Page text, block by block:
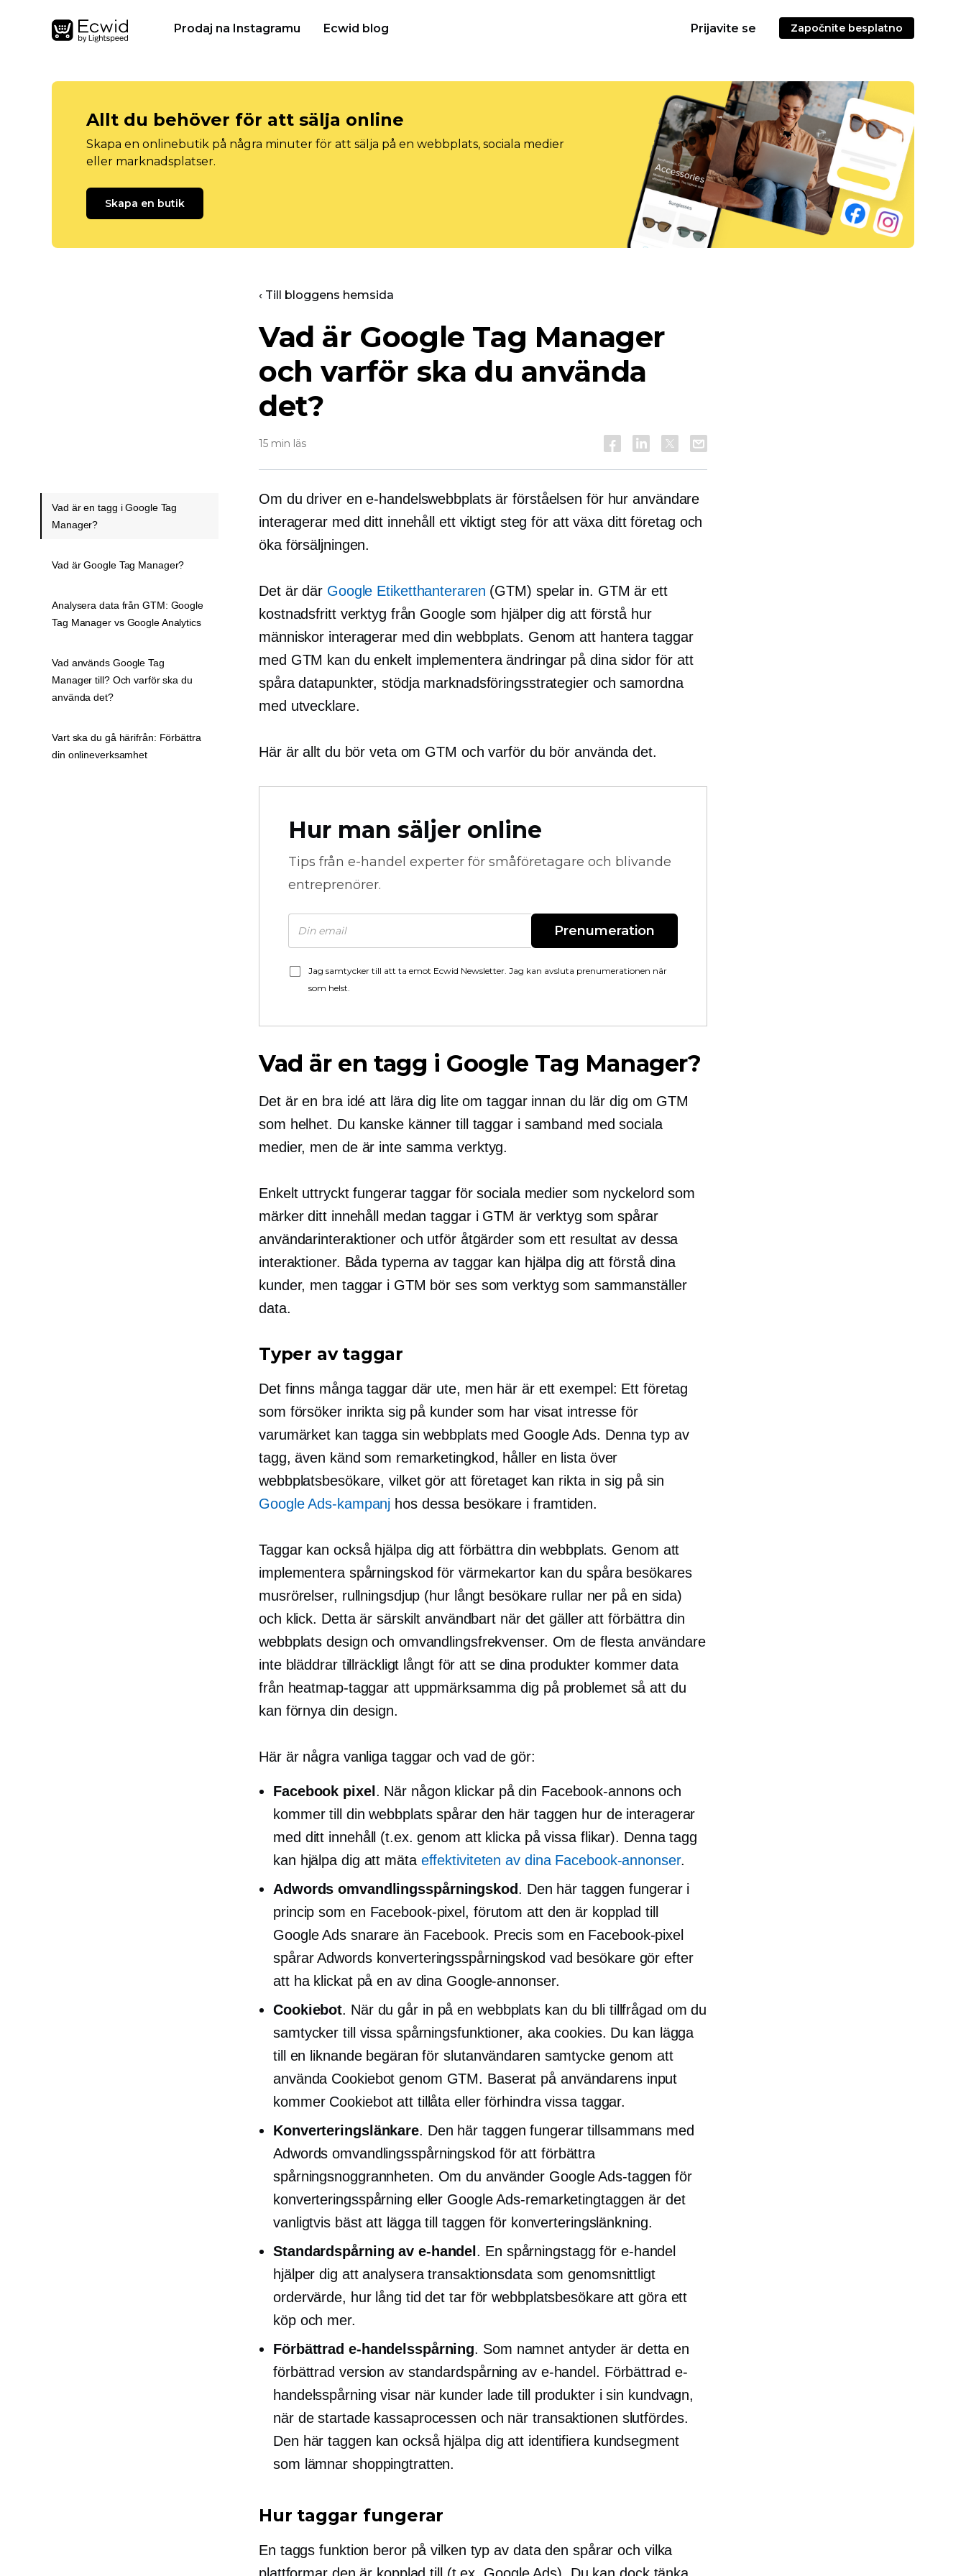
Prodaj na Instagramu Ecwid blog Prijavite se Započnite besplatno
Allt du behöver för att sälja online
Skapa en onlinebutik på några minuter för att sälja på en webbplats, sociala medier
eller marknadsplatser.
Skapa en butik
‹ Till bloggens hemsida
Vad är Google Tag Manager
och varför ska du använda
det?
15 min läs
Om du driver en e-handelswebbplats är förståelsen för hur användare
interagerar med ditt innehåll ett viktigt steg för att växa ditt företag och
öka försäljningen.
Det är där Google Etiketthanteraren (GTM) spelar in. GTM är ett
kostnadsfritt verktyg från Google som hjälper dig att förstå hur
människor interagerar med din webbplats. Genom att hantera taggar
med GTM kan du enkelt implementera ändringar på dina sidor för att
spåra datapunkter, stödja marknadsföringsstrategier och samordna
med utvecklare.
Här är allt du bör veta om GTM och varför du bör använda det.
Hur man säljer online
Tips från e-handel experter för småföretagare och blivande
entreprenörer.
Prenumeration
Jag samtycker till att ta emot Ecwid Newsletter. Jag kan avsluta prenumerationen när
som helst.
Vad är en tagg i Google Tag Manager?
Det är en bra idé att lära dig lite om taggar innan du lär dig om GTM
som helhet. Du kanske känner till taggar i samband med sociala
medier, men de är inte samma verktyg.
Enkelt uttryckt fungerar taggar för sociala medier som nyckelord som
märker ditt innehåll medan taggar i GTM är verktyg som spårar
användarinteraktioner och utför åtgärder som ett resultat av dessa
interaktioner. Båda typerna av taggar kan hjälpa dig att förstå dina
kunder, men taggar i GTM bör ses som verktyg som sammanställer
data.
Typer av taggar
Det finns många taggar där ute, men här är ett exempel: Ett företag
som försöker inrikta sig på kunder som har visat intresse för
varumärket kan tagga sin webbplats med Google Ads. Denna typ av
tagg, även känd som remarketingkod, håller en lista över
webbplatsbesökare, vilket gör att företaget kan rikta in sig på sin
Google Ads-kampanj hos dessa besökare i framtiden.
Taggar kan också hjälpa dig att förbättra din webbplats. Genom att
implementera spårningskod för värmekartor kan du spåra besökares
musrörelser, rullningsdjup (hur långt besökare rullar ner på en sida)
och klick. Detta är särskilt användbart när det gäller att förbättra din
webbplats design och omvandlingsfrekvenser. Om de flesta användare
inte bläddrar tillräckligt långt för att se dina produkter kommer data
från heatmap-taggar att uppmärksamma dig på problemet så att du
kan förnya din design.
Här är några vanliga taggar och vad de gör:
Facebook pixel . När någon klickar på din Facebook-annons och
kommer till din webbplats spårar den här taggen hur de interagerar
med ditt innehåll (t.ex. genom att klicka på vissa flikar). Denna tagg
kan hjälpa dig att mäta effektiviteten av dina Facebook-annonser.
Adwords omvandlingsspårningskod. Den här taggen fungerar i
princip som en Facebook-pixel, förutom att den är kopplad till
Google Ads snarare än Facebook. Precis som en Facebook-pixel
spårar Adwords konverteringsspårningskod vad besökare gör efter
att ha klickat på en av dina Google-annonser.
Cookiebot. När du går in på en webbplats kan du bli tillfrågad om du
samtycker till vissa spårningsfunktioner, aka cookies. Du kan lägga
till en liknande begäran förslutanvändaren samtycke genom att
använda Cookiebot genom GTM. Baserat på användarens input
kommer Cookiebot att tillåta eller förhindra vissa taggar.
Konverteringslänkare. Den här taggen fungerar tillsammans med
Adwords omvandlingsspårningskod för att förbättra
spårningsnoggrannheten. Om du använder Google Ads-taggen för
konverteringsspårning eller Google Ads-remarketingtaggen är det
vanligtvis bäst att lägga till taggen för konverteringslänkning.
Standardspårning av e-handel . En spårningstagg för e-handel
hjälper dig att analysera transaktionsdata som genomsnittligt
ordervärde, hur lång tid det tar för webbplatsbesökare att göra ett
köp och mer.
Förbättrad e-handelsspårning. Som namnet antyder är detta en
förbättrad version av standardspårning av e-handel. Förbättrad e-
handelsspårning visar när kunder lade till produkter i sin kundvagn,
när de startade kassaprocessen och när transaktionen slutfördes.
Den här taggen kan också hjälpa dig att identifiera kundsegment
som lämnar shoppingtratten.
Hur taggar fungerar
En taggs funktion beror på vilken typ av data den spårar och vilka
Vad är en tagg i Google Tag
Manager?
Vad är Google Tag Manager?
Analysera data från GTM: Google
Tag Manager vs Google Analytics
Vad används Google Tag
Manager till? Och varför ska du
använda det?
Vart ska du gå härifrån: Förbättra
din onlineverksamhet